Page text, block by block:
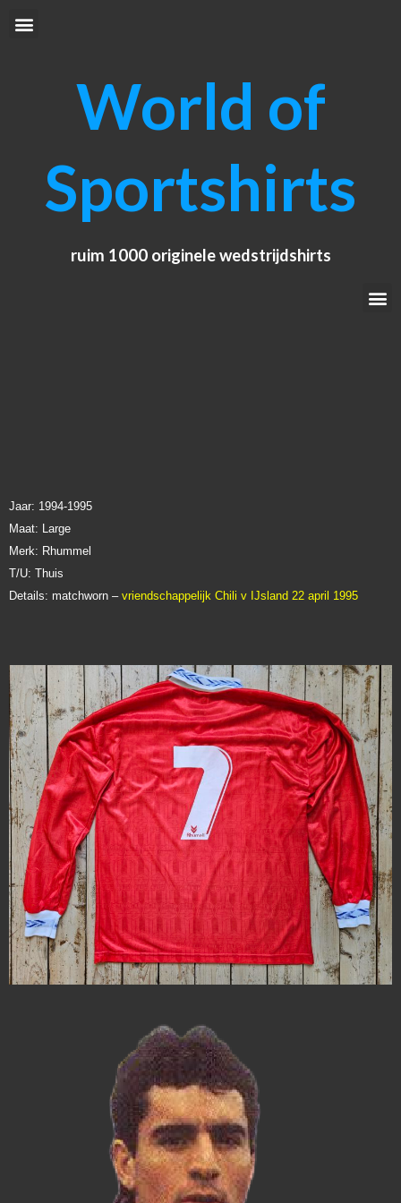
naarMenu
World of
Sportshirts
ruim 1000 originele wedstrijdshirts
Jaar: 1994-1995
Maat: Large
Merk: Rhummel
T/U: Thuis
Details: matchworn – vriendschappelijk Chili v IJsland 22 april 1995